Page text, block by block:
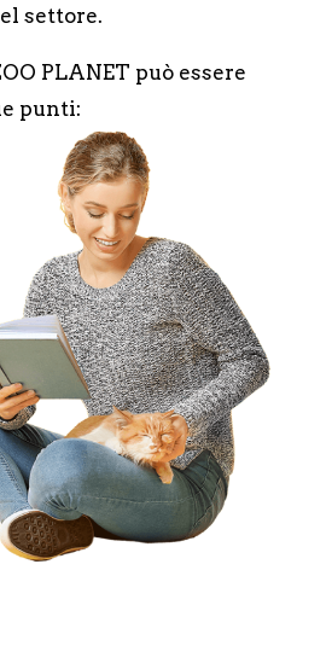
settore.
PLANET può essere
punti: